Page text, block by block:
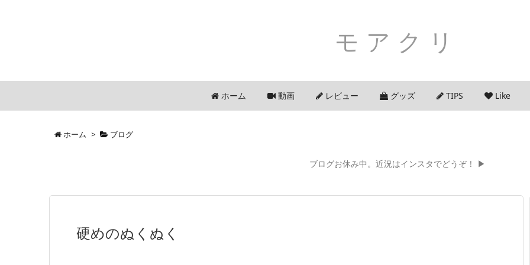
モアクリ
ホーム 動画 レビュー グッズ TIPS Like
ホーム > ブログ
ブログお休み中。近況はインスタでどうぞ！ ▶
硬めのぬくぬく